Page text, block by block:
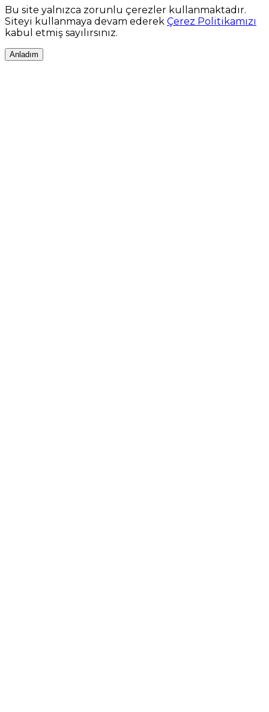
Bu site yalnızca zorunlu çerezler kullanmaktadır.
Siteyi kullanmaya devam ederek Çerez Politikamızı
kabul etmiş sayılırsınız.
Anladım